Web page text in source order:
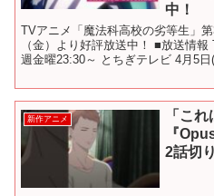
中！
TVアニメ「魔法科高校の劣等生」
（金）より好評放送中！ ■放送情
週金曜23:30～ とちぎテレビ 4月5
新作アニメ
「こ
『
2話切